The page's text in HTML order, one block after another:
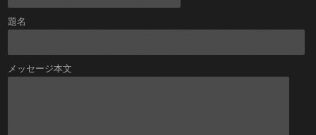
題名
メッセージ本文